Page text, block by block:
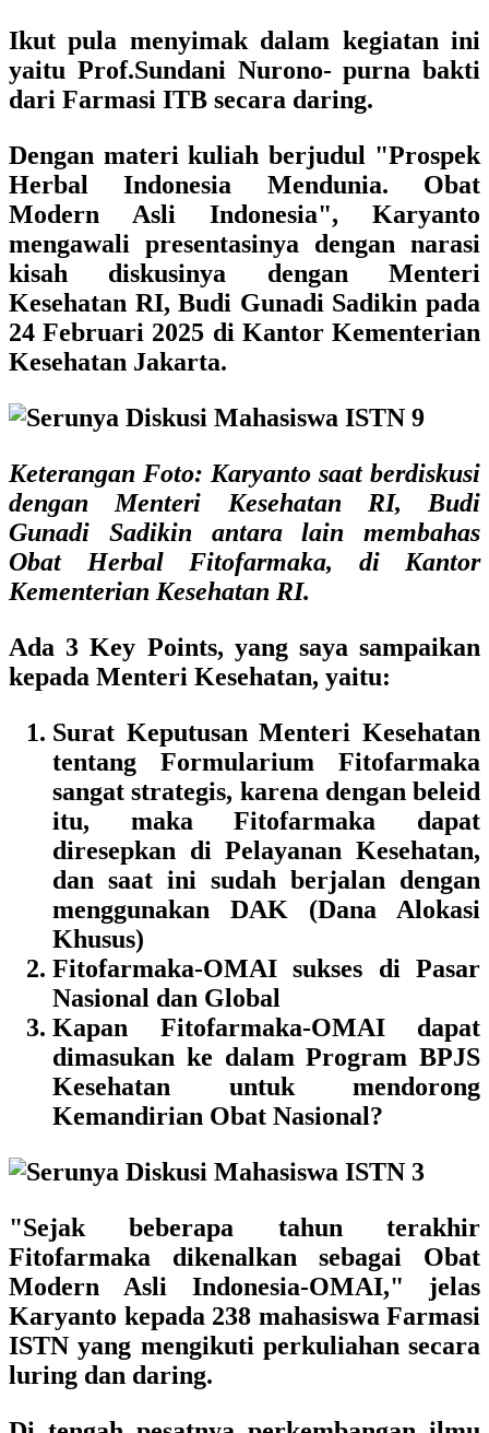
Ikut pula menyimak dalam kegiatan ini
yaitu Prof.Sundani Nurono- purna bakti
dari Farmasi ITB secara daring.
Dengan materi kuliah berjudul "Prospek
Herbal Indonesia Mendunia. Obat
Modern Asli Indonesia", Karyanto
mengawali presentasinya dengan narasi
kisah diskusinya dengan Menteri
Kesehatan RI, Budi Gunadi Sadikin pada
24 Februari 2025 di Kantor Kementerian
Kesehatan Jakarta.
Keterangan Foto: Karyanto saat berdiskusi
dengan Menteri Kesehatan RI, Budi
Gunadi Sadikin antara lain membahas
Obat Herbal Fitofarmaka, di Kantor
Kementerian Kesehatan RI.
Ada 3 Key Points, yang saya sampaikan
kepada Menteri Kesehatan, yaitu:
Surat Keputusan Menteri Kesehatan
tentang Formularium Fitofarmaka
sangat strategis, karena dengan beleid
itu, makaFitofarmaka dapat
diresepkan di Pelayanan Kesehatan,
dan saat ini sudah berjalan dengan
menggunakan DAK (Dana Alokasi
Khusus)
Fitofarmaka-OMAI sukses di Pasar
Nasional dan Global
Kapan Fitofarmaka-OMAI dapat
dimasukan ke dalam Program BPJS
Kesehatan untuk mendorong
Kemandirian Obat Nasional?
"Sejak beberapa tahun terakhir
Fitofarmaka dikenalkan sebagai Obat
Modern Asli Indonesia-OMAI," jelas
Karyanto kepada 238 mahasiswa Farmasi
ISTN yang mengikuti perkuliahan secara
luring dan daring.